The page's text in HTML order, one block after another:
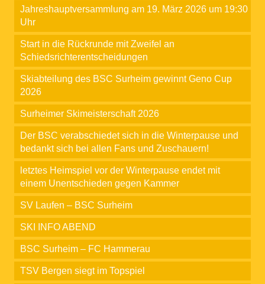
Jahreshauptversammlung am 19. März 2026 um 19:30
Uhr
Start in die Rückrunde mit Zweifel an
Schiedsrichterentscheidungen
Skiabteilung des BSC Surheim gewinnt Geno Cup
2026
Surheimer Skimeisterschaft 2026
Der BSC verabschiedet sich in die Winterpause und
bedankt sich bei allen Fans und Zuschauern!
letztes Heimspiel vor der Winterpause endet mit
einem Unentschieden gegen Kammer
SV Laufen – BSC Surheim
SKI INFO ABEND
BSC Surheim – FC Hammerau
TSV Bergen siegt im Topspiel